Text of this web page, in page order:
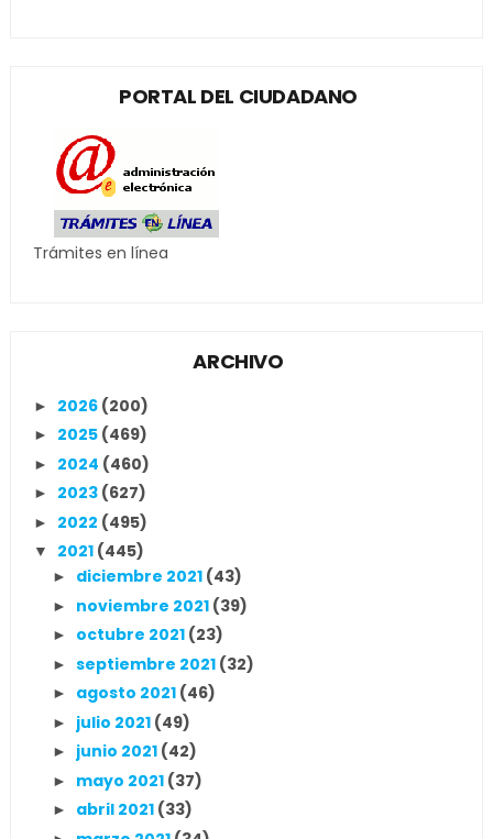
PORTAL DEL CIUDADANO
Trámites en línea
ARCHIVO
► 2026 (200)
► 2025 (469)
► 2024 (460)
► 2023 (627)
► 2022 (495)
▼ 2021 (445)
► diciembre 2021 (43)
► noviembre 2021 (39)
► octubre 2021 (23)
► septiembre 2021 (32)
► agosto 2021 (46)
► julio 2021 (49)
► junio 2021 (42)
► mayo 2021 (37)
► abril 2021 (33)